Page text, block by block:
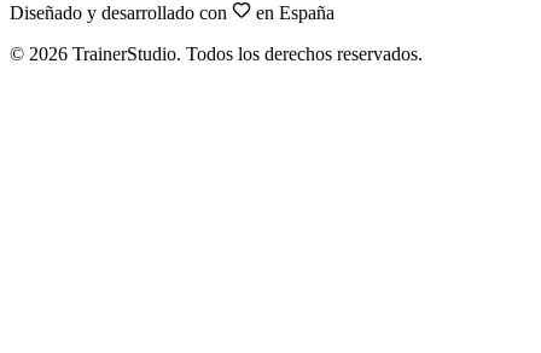
Diseñado y desarrollado con
en España
© 2026 TrainerStudio. Todos los derechos reservados.